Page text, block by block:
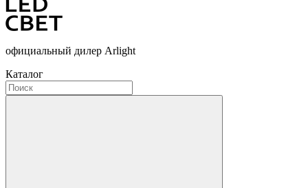
официальный дилер Arlight
Каталог